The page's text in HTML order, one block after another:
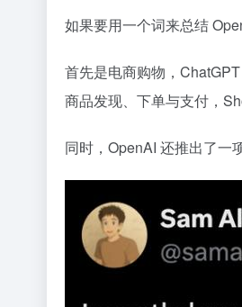
如果要用一个词来总结
首先是电商购物，
商品发现、下单与支付，
同时，OpenAI 还推出了一